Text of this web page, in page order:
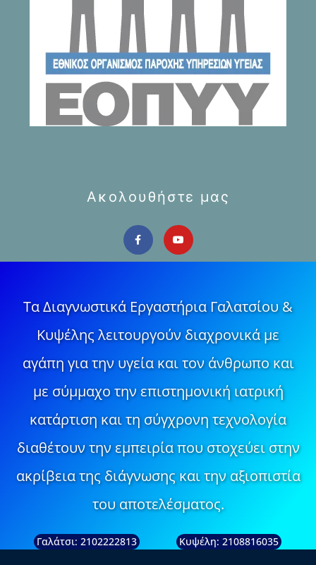
Ακολουθήστε μας
Τα Διαγνωστικά Εργαστήρια Γαλατσίου &
Κυψέλης λειτουργούν διαχρονικά με
αγάπη για την υγεία και τον άνθρωπο και
με σύμμαχο την επιστημονική ιατρική
κατάρτιση και τη σύγχρονη τεχνολογία
διαθέτουν την εμπειρία που στοχεύει στην
ακρίβεια της διάγνωσης και την αξιοπιστία
του αποτελέσματος.
Γαλάτσι: 2102222813 Κυψέλη: 2108816035